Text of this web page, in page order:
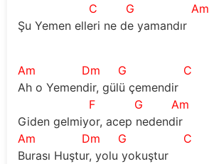
C
G
Am
Şu Yemen elleri ne de yamandır
Am Dm G
C
Ah o Yemendir, gülü çemendir
F
G
Am
Giden gelmiyor, acep nedendir
Am
Dm G
C
Burası Huştur, yolu yokuştur